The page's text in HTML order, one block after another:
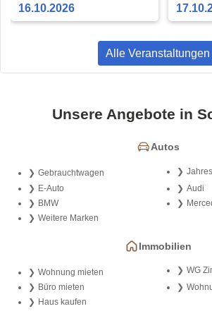
16.10.2026
Alle Veranstaltungen
Unsere Angebote in
Autos
Gebrauchtwagen
E-Auto
Audi
BMW
Weitere Marken
Immobilien
Wohnung mieten
WG
Büro mieten
Haus kaufen